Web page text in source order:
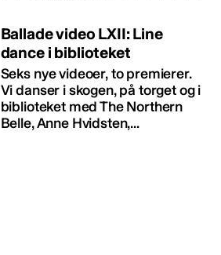
Ballade video LXII: Line
dance i biblioteket
Seks nye videoer, to premierer.
Vi danser i skogen, på torget og i
biblioteket med The Northern
Belle, Anne Hvidsten,...